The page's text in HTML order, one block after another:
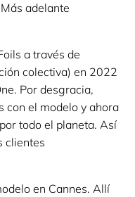
adelante
a través de
colectiva) en 2022
Por desgracia,
con el modelo y ahora
todo el planeta. Así
clientes
en Cannes. Allí